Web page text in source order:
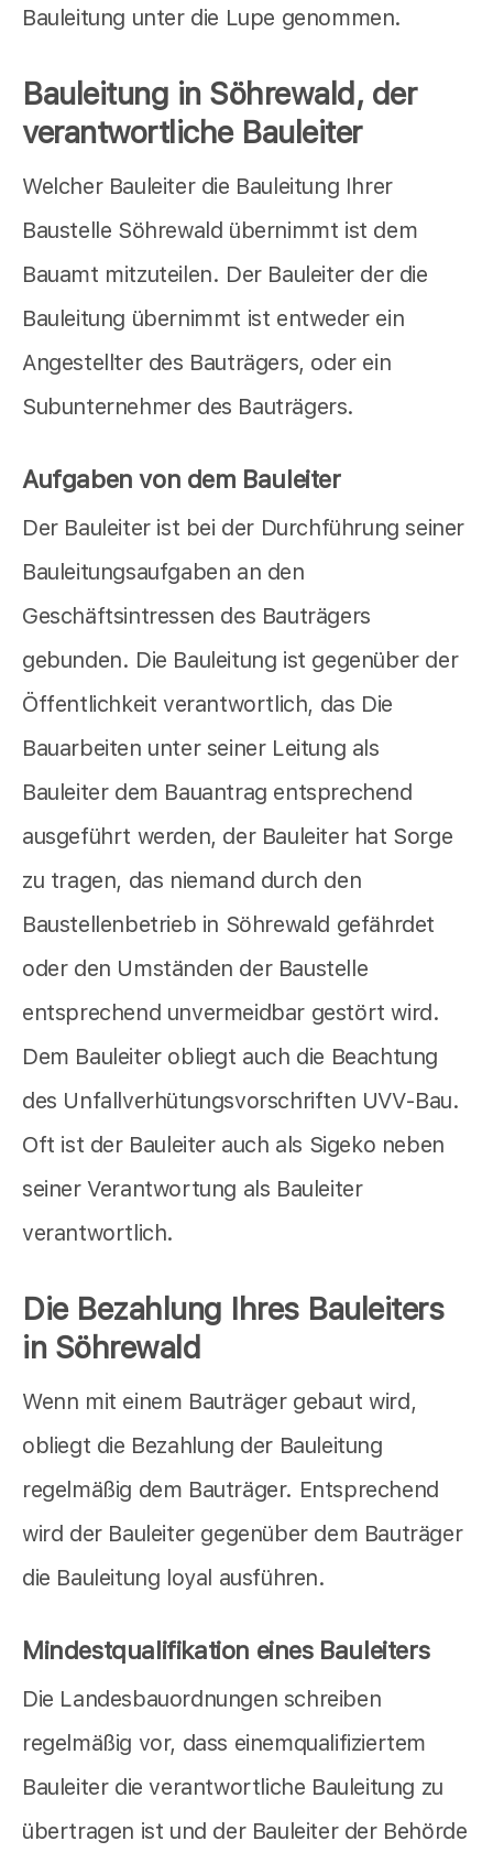
Bauleitung unter die Lupe genommen.
Bauleitung in Söhrewald, der
verantwortliche Bauleiter
Welcher Bauleiter die Bauleitung Ihrer
Baustelle Söhrewald übernimmt ist dem
Bauamt mitzuteilen. Der Bauleiter der die
Bauleitung übernimmt ist entweder ein
Angestellter des Bauträgers, oder ein
Subunternehmer des Bauträgers.
Aufgaben von dem Bauleiter
Der Bauleiter ist bei der Durchführung seiner
Bauleitungsaufgaben an den
Geschäftsintressen des Bauträgers
gebunden. Die Bauleitung ist gegenüber der
Öffentlichkeit verantwortlich, das Die
Bauarbeiten unter seiner Leitung als
Bauleiter dem Bauantrag entsprechend
ausgeführt werden, der Bauleiter hat Sorge
zu tragen, das niemand durch den
Baustellenbetrieb in Söhrewald gefährdet
oder den Umständen der Baustelle
entsprechend unvermeidbar gestört wird.
Dem Bauleiter obliegt auch die Beachtung
des Unfallverhütungsvorschriften UVV-Bau.
Oft ist der Bauleiter auch als Sigeko neben
seiner Verantwortung als Bauleiter
verantwortlich.
Die Bezahlung Ihres Bauleiters
in Söhrewald
Wenn mit einem Bauträger gebaut wird,
obliegt die Bezahlung der Bauleitung
regelmäßig dem Bauträger. Entsprechend
wird der Bauleiter gegenüber dem Bauträger
die Bauleitung loyal ausführen.
Mindestqualifikation eines Bauleiters
Die Landesbauordnungen schreiben
regelmäßig vor, dass einemqualifiziertem
Bauleiter die verantwortliche Bauleitung zu
übertragen ist und der Bauleiter der Behörde